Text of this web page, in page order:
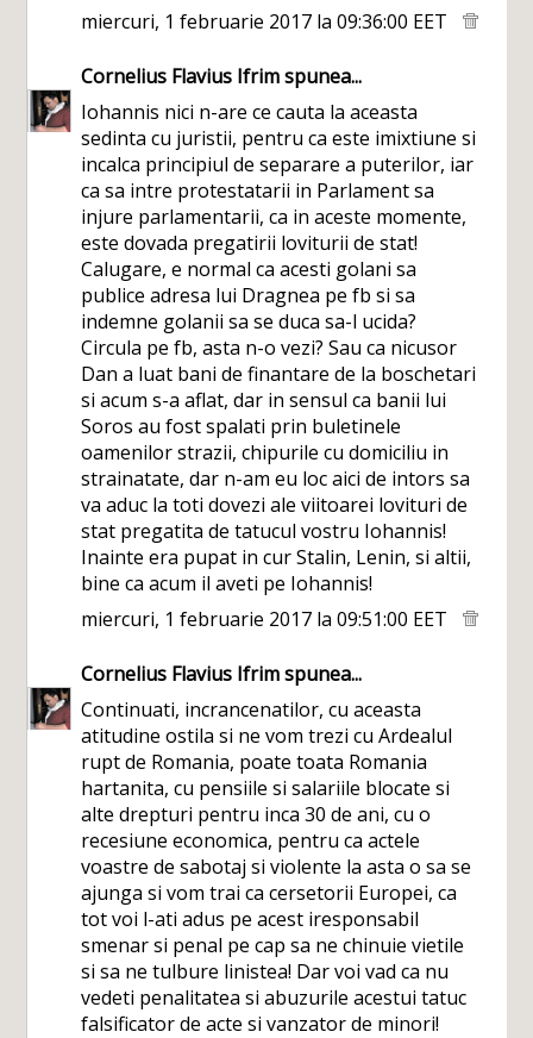
miercuri, 1 februarie 2017 la 09:36:00 EET
Cornelius Flavius Ifrimspunea...
Iohannis nici n-are ce cauta la aceasta
sedinta cu juristii, pentru ca este imixtiune si
incalca principiul de separare a puterilor, iar
ca sa intre protestatarii in Parlament sa
injure parlamentarii, ca in aceste momente,
este dovada pregatirii loviturii de stat!
Calugare, e normal ca acesti golani sa
publice adresa lui Dragnea pe fb si sa
indemne golanii sa se duca sa-l ucida?
Circula pe fb, asta n-o vezi? Sau ca nicusor
Dan a luat bani de finantare de la boschetari
si acum s-a aflat, dar in sensul ca banii lui
Soros au fost spalati prin buletinele
oamenilor strazii, chipurile cu domiciliu in
strainatate, dar n-am eu loc aici de intors sa
va aduc la toti dovezi ale viitoarei lovituri de
stat pregatita de tatucul vostru Iohannis!
Inainte era pupat in cur Stalin, Lenin, si altii,
bine ca acum il aveti pe Iohannis!
miercuri, 1 februarie 2017 la 09:51:00 EET
Cornelius Flavius Ifrimspunea...
Continuati, incrancenatilor, cu aceasta
atitudine ostila si ne vom trezi cu Ardealul
rupt de Romania, poate toata Romania
hartanita, cu pensiile si salariile blocate si
alte drepturi pentru inca 30 de ani, cu o
recesiune economica, pentru ca actele
voastre de sabotaj si violente la asta o sa se
ajunga si vom trai ca cersetorii Europei, ca
tot voi l-ati adus pe acest iresponsabil
smenar si penal pe cap sa ne chinuie vietile
si sa ne tulbure linistea! Dar voi vad ca nu
vedeti penalitatea si abuzurile acestui tatuc
falsificator de acte si vanzator de minori!